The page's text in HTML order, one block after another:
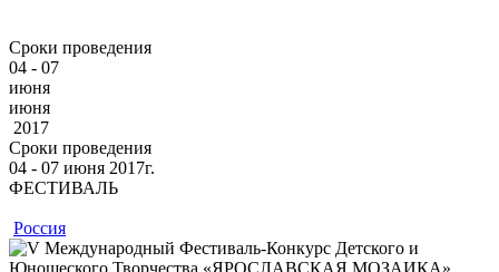
Сроки проведения
04 - 07
июня
июня
2017
Сроки проведения
04 ‐ 07 июня 2017г.
ФЕСТИВАЛЬ
Россия